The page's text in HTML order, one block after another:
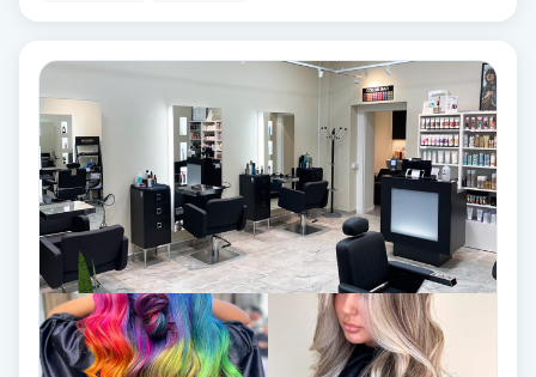
Herrklippning
HIFU
Hollywood Peel
Hot Stone Massage
Hot yoga